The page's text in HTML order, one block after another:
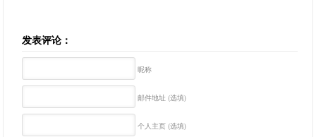
发表评论：
昵称
邮件地址 (选填)
个人主页 (选填)